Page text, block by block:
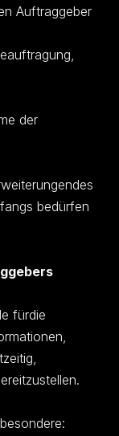
Auftraggeber
der
bedürfen
fürdie